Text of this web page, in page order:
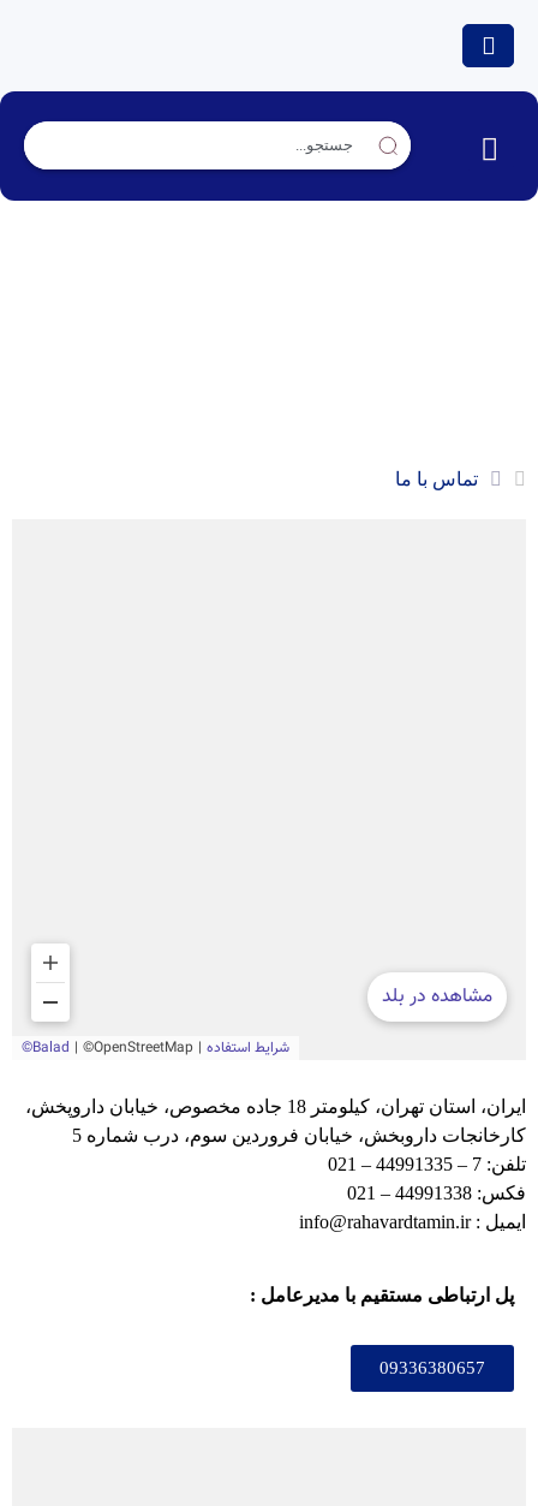
تماس با ما
ایران، استان تهران، کیلومتر 18 جاده مخصوص، خیابان داروپخش،
کارخانجات داروبخش، خیابان فروردین سوم، درب شماره 5
تلفن: 7 – 44991335 – 021
فکس: 44991338 – 021
ایمیل : info@rahavardtamin.ir
پل ارتباطی مستقیم با مدیرعامل :
09336380657